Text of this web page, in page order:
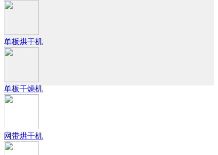
单板烘干机
单板干燥机
网带烘干机